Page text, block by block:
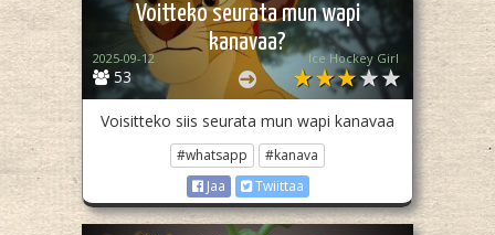
Voitteko seurata mun wapi
kanavaa?
53
2025-09-12 Ice Hockey Girl
Voisitteko siis seurata mun wapi kanavaa
#whatsapp
#kanava
Jaa
Twiittaa